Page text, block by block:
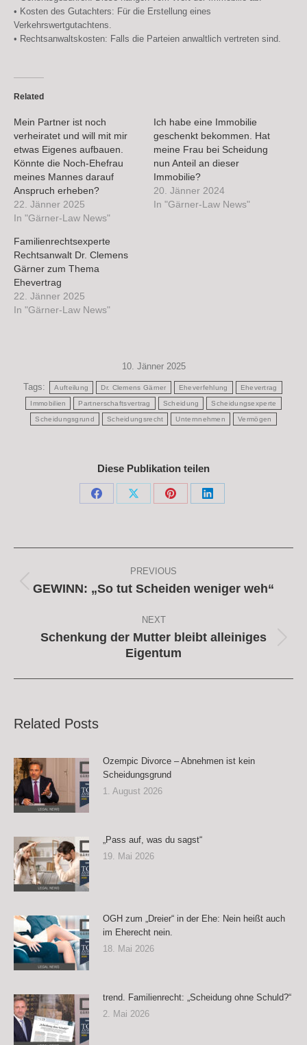
• Kosten des Gutachters: Für die Erstellung eines
Verkehrswertgutachtens.
• Rechtsanwaltskosten: Falls die Parteien anwaltlich vertreten sind.
Related
Mein Partner ist noch
verheiratet und will mit mir
etwas Eigenes aufbauen.
Könnte die Noch-Ehefrau
meines Mannes darauf
Anspruch erheben?
22. Jänner 2025
In "Gärner-Law News"
Ich habe eine Immobilie
geschenkt bekommen. Hat
meine Frau bei Scheidung
nun Anteil an dieser
Immobilie?
20. Jänner 2024
In "Gärner-Law News"
Familienrechtsexperte
Rechtsanwalt Dr. Clemens
Gärner zum Thema
Ehevertrag
22. Jänner 2025
In "Gärner-Law News"
10. Jänner 2025
Tags: Aufteilung Dr. Clemens Gärner Eheverfehlung Ehevertrag
Immobilien Partnerschaftsvertrag Scheidung Scheidungsexperte
Scheidungsgrund Scheidungsrecht Unternnehmen Vermögen
Diese Publikation teilen
Share
Share
Share
Share
PREVIOUS
Previous
GEWINN: „So tut Scheiden weniger weh“
NEXT
Next
post:
Schenkung der Mutter bleibt alleiniges
Eigentum
Related Posts
Ozempic Divorce – Abnehmen ist kein
Scheidungsgrund
1. August 2026
„Pass auf, was du sagst“
19. Mai 2026
OGH zum „Dreier“ in der Ehe: Nein heißt auch
im Eherecht nein.
18. Mai 2026
trend. Familienrecht: „Scheidung ohne Schuld?“
2. Mai 2026